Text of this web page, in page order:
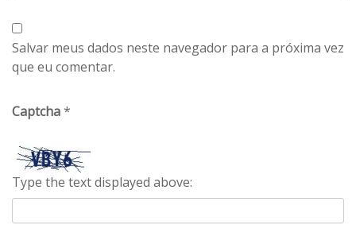
Salvar meus dados neste navegador para a próxima vez
que eu comentar.
Captcha*
Type the text displayed above: